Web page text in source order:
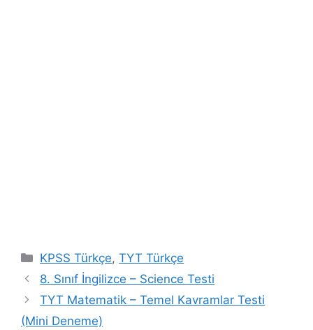
Kategoriler
KPSS Türkçe,TYT Türkçe
8. Sınıf İngilizce – Science Testi
TYT Matematik – Temel Kavramlar Testi
(Mini Deneme)